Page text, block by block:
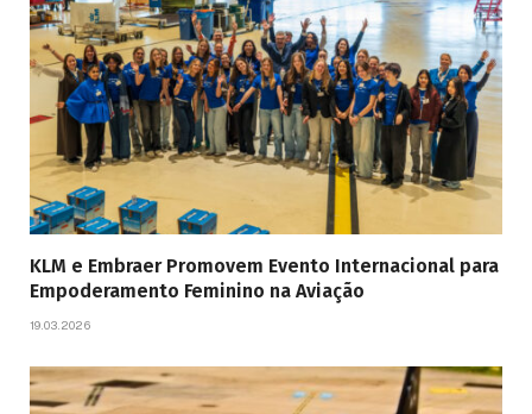
KLM e Embraer Promovem Evento Internacional para
Empoderamento Feminino na Aviação
19.03.2026